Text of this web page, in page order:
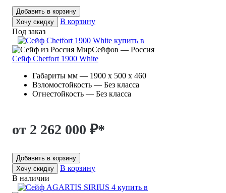
Добавить в корзину
Хочу скидку
В корзину
Под заказ
МирСейфов — Россия
Сейф Chetfort 1900 White
Габариты мм — 1900 x 500 x 460
Взломостойкость — Без класса
Огнестойкость — Без класса
от 2 262 000 ₽*
Добавить в корзину
Хочу скидку
В корзину
В наличии